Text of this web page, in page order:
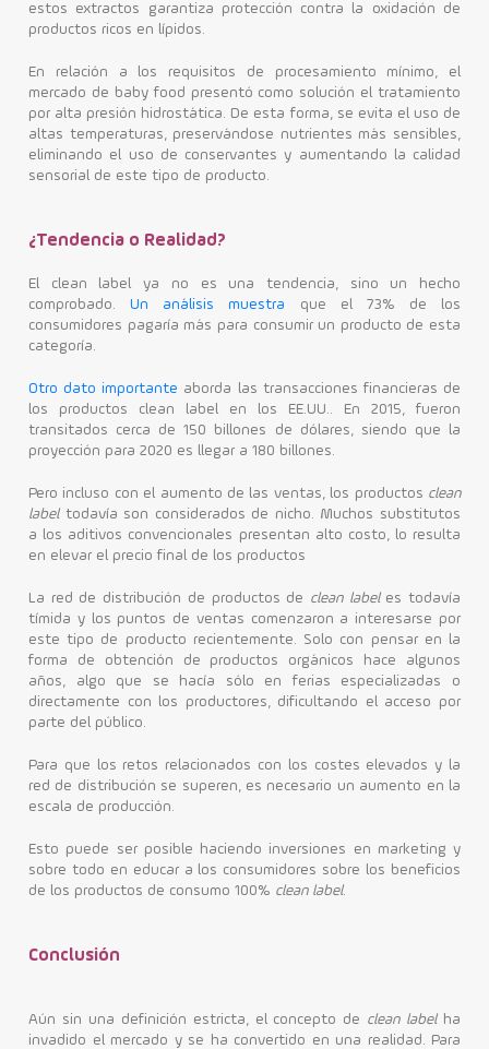
estos extractos garantiza protección contra la oxidación de
productos ricos en lípidos.
En relación a los requisitos de procesamiento mínimo, el
mercado de baby food presentó como solución el tratamiento
por alta presión hidrostática. De esta forma, se evita el uso de
altas temperaturas, preservándose nutrientes más sensibles,
eliminando el uso de conservantes y aumentando la calidad
sensorial de este tipo de producto.
¿Tendencia o Realidad?
El clean label ya no es una tendencia, sino un hecho
comprobado.Un análisis muestra
que el 73% de los
consumidores pagaría más para consumir un producto de esta
categoría.
Otro dato importante aborda las transacciones financieras de
los productos clean label en los EE.UU.. En 2015, fueron
transitados cerca de 150 billones de dólares, siendo que la
proyección para 2020 es llegar a 180 billones.
Pero incluso con el aumento de las ventas, los productos clean
labeltodavía son considerados de nicho. Muchos substitutos
a los aditivos convencionales presentan alto costo, lo resulta
en elevar el precio final de los productos
La red de distribución de productos de clean label es todavía
tímida y los puntos de ventas comenzaron a interesarse por
este tipo de producto recientemente. Solo con pensar en la
forma de obtención de productos orgánicos hace algunos
años, algo que se hacía sólo en ferias especializadas o
directamente con los productores, dificultando el acceso por
parte del público.
Para que los retos relacionados con los costes elevados y la
red de distribución se superen, es necesario un aumento en la
escala de producción.
Esto puede ser posible haciendo inversiones en marketing y
sobre todo en educar a los consumidores sobre los beneficios
de los productos de consumo 100% clean label.
Conclusión
Aún sin una definición estricta, el concepto de clean label ha
invadido el mercado y se ha convertido en una realidad. Para